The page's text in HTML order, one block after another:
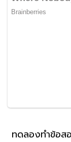
ทดลองทำข้อ